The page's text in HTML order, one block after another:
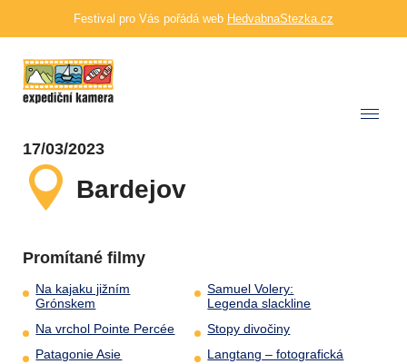
Festival pro Vás pořádá web HedvabnaStezka.cz
17/03/2023
Bardejov
Promítané filmy
Na kajaku jižním
Grónskem
Na vrchol Pointe Percée
Patagonie Asie
Samuel Volery:
Legenda slackline
Stopy divočiny
Langtang – fotografická